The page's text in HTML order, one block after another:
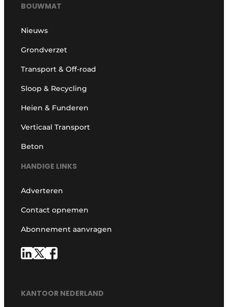
BOUWMAT
Nieuws
Grondverzet
Transport & Off-road
Sloop & Recycling
Heien & Funderen
Verticaal Transport
Beton
HANDIGE LINKS
Adverteren
Contact opnemen
Abonnement aanvragen
KANTOOR NEDERLAND